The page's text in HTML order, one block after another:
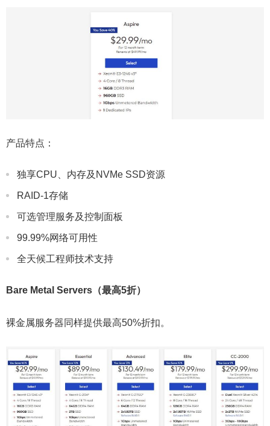
产品特点：
独享CPU、内存及NVMe SSD资源
RAID-1存储
可选管理服务及控制面板
99.99%网络可用性
全天候工程师技术支持
Bare Metal Servers（最高5折）
裸金属服务器同样提供最高50%折扣。